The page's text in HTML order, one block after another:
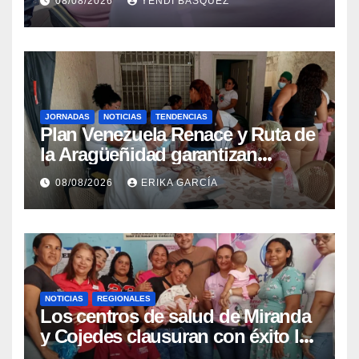
epidemiológica
JORNADAS NOTICIAS TENDENCIAS
Plan Venezuela Renace y Ruta de
la Aragüeñidad garantizan
atención médica integral en
Aragua
08/08/2026 ERIKA GARCÍA
NOTICIAS REGIONALES
Los centros de salud de Miranda
y Cojedes clausuran con éxito la